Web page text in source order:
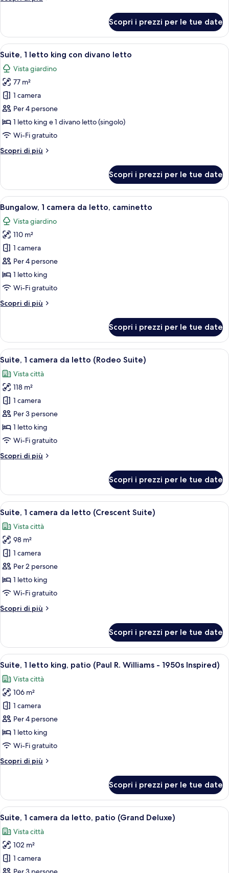
1
camera
da
caminetto
Scopri i prezzi per le tue date
Apri
tutte
le
foto
per
Suite,
1
letto
con
Un soggiorno moderno con camino,
10
Suite, 1 letto king con divano letto
Vista giardino
77 m²
1 camera
Per 4 persone
1 letto king e 1 divano letto (singolo)
Wi-Fi gratuito
Scopri di più
Altri
1
letto
king
divano
letto
Scopri i prezzi per le tue date
Apri
tutte
le
foto
per
Bungalow,
1
camera
letto,
Un ampio soggiorno con camino,
9
Bungalow, 1 camera da letto, caminetto
Vista giardino
110 m²
1 camera
Per 4 persone
1 letto king
Wi-Fi gratuito
Scopri di più
Altri
1
camera
da
caminetto
Scopri i prezzi per le tue date
Apri
tutte
le
foto
per
Suite,
1
camera
letto
Un ampio soggiorno con camino
6
Suite, 1 camera da letto (Rodeo Suite)
Vista città
118 m²
1 camera
Per 3 persone
1 letto king
Wi-Fi gratuito
Scopri di più
Altri
1
camera
da
(Rodeo
Suite)
Scopri i prezzi per le tue date
Apri
tutte
le
foto
per
Suite,
1
camera
letto
Un ampio soggiorno con un divano
6
Suite, 1 camera da letto (Crescent Suite)
Vista città
98 m²
1 camera
Per 2 persone
1 letto king
Wi-Fi gratuito
Scopri di più
Altri
1
camera
da
(Crescent
Suite)
Scopri i prezzi per le tue date
Apri
tutte
le
foto
per
Suite,
1
letto
patio
Williams
-
1950s
Inspired)
Un soggiorno moderno con
9
Suite, 1 letto king, patio (Paul R. Williams - 1950s Inspired)
Vista città
106 m²
1 camera
Per 4 persone
1 letto king
Wi-Fi gratuito
Scopri di più
Altri
1
letto
king,
(Paul
R.
Williams
1950s
Scopri i prezzi per le tue date
Apri
tutte
le
foto
per
Suite,
Un soggiorno moderno con un
7
Suite, 1 camera da letto, patio (Grand Deluxe)
Vista città
102 m²
1 camera